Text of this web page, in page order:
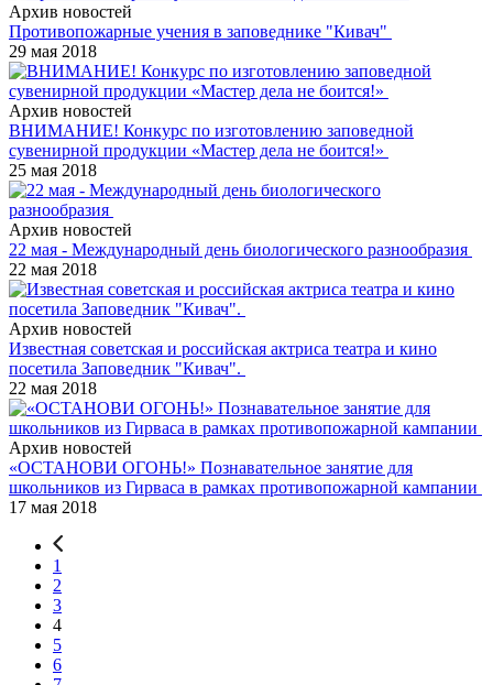
Архив новостей
Противопожарные учения в заповеднике "Кивач"
29 мая 2018
Архив новостей
ВНИМАНИЕ! Конкурс по изготовлению заповедной
сувенирной продукции «Мастер дела не боится!»
25 мая 2018
Архив новостей
22 мая - Международный день биологического разнообразия
22 мая 2018
Архив новостей
Известная советская и российская актриса театра и кино
посетила Заповедник "Кивач".
22 мая 2018
Архив новостей
«ОСТАНОВИ ОГОНЬ!» Познавательное занятие для
школьников из Гирваса в рамках противопожарной кампании
17 мая 2018
1
2
3
4
5
6